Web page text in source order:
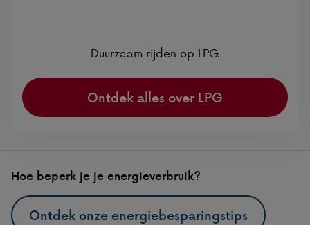
Duurzaam rijden op LPG.
Ontdek alles over LPG
Hoe beperk je je energieverbruik?
Ontdek onze energiebesparingstips